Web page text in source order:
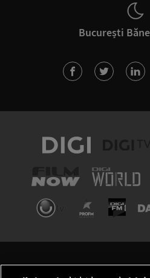
București